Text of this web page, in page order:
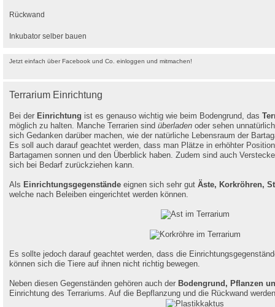
Jetzt einfach über Facebook und Co. einloggen und mitmachen!
Terrarium Einrichtung
Bei der Einrichtung ist es genauso wichtig wie beim Bodengrund, das
möglich zu halten. Manche Terrarien sind überladen oder sehen
sich Gedanken darüber machen, wie der natürliche Lebensraum der
Es soll auch darauf geachtet werden, dass man Plätze in erhöhter
Bartagamen sonnen und den Überblick haben. Zudem sind auch
sich bei Bedarf zurückziehen kann.
Als Einrichtungsgegenstände eignen sich sehr gut Äste, Korkröhren,
welche nach Beleiben eingerichtet werden können.
Es sollte jedoch darauf geachtet werden, dass die
können sich die Tiere auf ihnen nicht richtig bewegen.
Neben diesen Gegenständen gehören auch der Bodengrund, Pflanzen
Einrichtung des Terrariums. Auf die Bepflanzung und die Rückwand
Rückwand
Inkubator selber bauen